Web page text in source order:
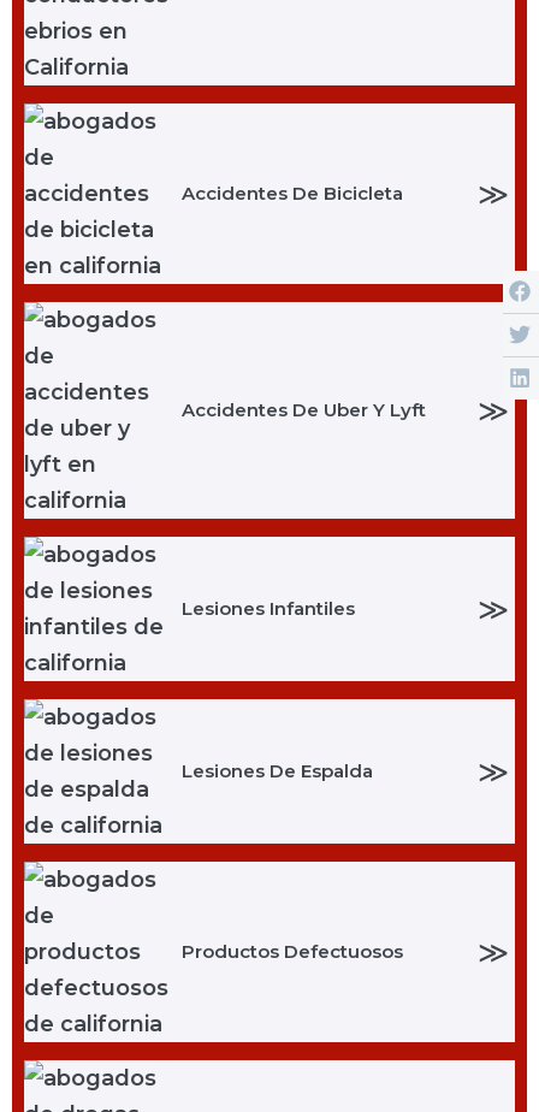
Accidentes De Bicicleta ≫
Accidentes De Uber Y Lyft ≫
Lesiones Infantiles ≫
Lesiones De Espalda ≫
Productos Defectuosos ≫